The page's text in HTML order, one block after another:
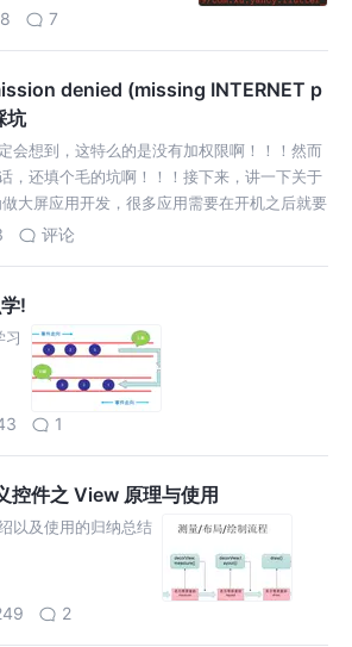
，很不友好，所以如果
7
denied (missing INTERNET p
坑
会想到，这特么的是没有加权限啊！！！然而
，还填个毛的坑啊！！！接下来，讲一下关于
大屏应用开发，很多应用需要在开机之后就要
挂了不能起来就玩完了。查了很多资料，目前
评论
!
习
1
控件之 View 原理与使用
以及使用的归纳总结
2